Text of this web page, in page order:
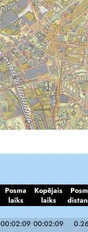
Posma
laiks
Kopējais
laiks
00:02:09 00:02:09